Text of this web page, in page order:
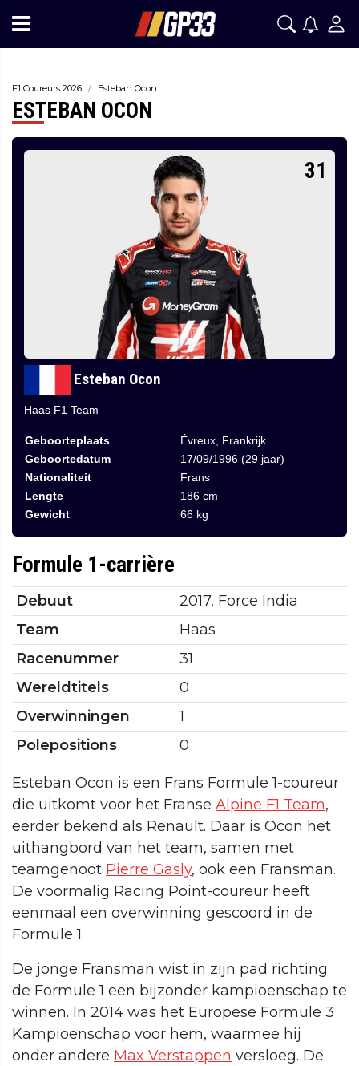
F1 Coureurs 2026 Esteban Ocon
ESTEBAN OCON
31
Esteban Ocon
Haas F1 Team
Geboorteplaats
Évreux, Frankrijk
Geboortedatum
17/09/1996 (29 jaar)
Nationaliteit
Frans
Lengte
186 cm
Gewicht
66 kg
Formule 1-carrière
Debuut
2017, Force India
Team
Haas
Racenummer
31
Wereldtitels
0
Overwinningen
1
Polepositions
0
Esteban Ocon is een Frans Formule 1-coureur
die uitkomt voor het Franse Alpine F1 Team,
eerder bekend als Renault. Daar is Ocon het
uithangbord van het team, samen met
teamgenoot Pierre Gasly, ook een Fransman.
De voormalig Racing Point-coureur heeft
eenmaal een overwinning gescoord in de
Formule 1.
De jonge Fransman wist in zijn pad richting
de Formule 1 een bijzonder kampioenschap te
winnen. In 2014 was het Europese Formule 3
Kampioenschap voor hem, waarmee hij
onder andere Max Verstappen versloeg. De